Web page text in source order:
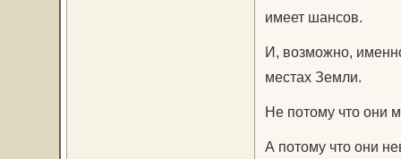
имеет шансов.
И, возможно,
местах Земли.
Не потому что они
А потому что они